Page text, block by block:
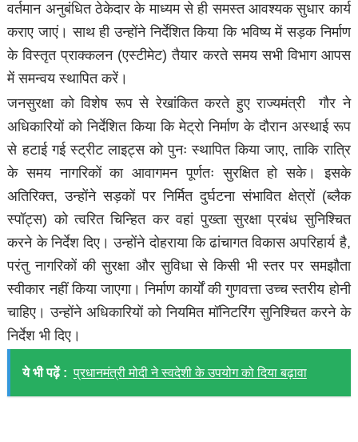
वर्तमान अनुबंधित ठेकेदार के माध्यम से ही समस्त आवश्यक सुधार कार्य
कराए जाएं। साथ ही उन्होंने निर्देशित किया कि भविष्य में सड़क निर्माण
के विस्तृत प्राक्कलन (एस्टीमेट) तैयार करते समय सभी विभाग आपस
में समन्वय स्थापित करें।
जनसुरक्षा को विशेष रूप से रेखांकित करते हुए राज्यमंत्री गौर ने
अधिकारियों को निर्देशित किया कि मेट्रो निर्माण के दौरान अस्थाई रूप
से हटाई गई स्ट्रीट लाइट्स को पुनः स्थापित किया जाए, ताकि रात्रि
के समय नागरिकों का आवागमन पूर्णतः सुरक्षित हो सके। इसके
अतिरिक्त, उन्होंने सड़कों पर निर्मित दुर्घटना संभावित क्षेत्रों (ब्लैक
स्पॉट्स) को त्वरित चिन्हित कर वहां पुख्ता सुरक्षा प्रबंध सुनिश्चित
करने के निर्देश दिए। उन्होंने दोहराया कि ढांचागत विकास अपरिहार्य है,
परंतु नागरिकों की सुरक्षा और सुविधा से किसी भी स्तर पर समझौता
स्वीकार नहीं किया जाएगा। निर्माण कार्यों की गुणवत्ता उच्च स्तरीय होनी
चाहिए। उन्होंने अधिकारियों को नियमित मॉनिटरिंग सुनिश्चित करने के
निर्देश भी दिए।
ये भी पढ़ें : प्रधानमंत्री मोदी ने स्वदेशी के उपयोग को दिया बढ़ावा